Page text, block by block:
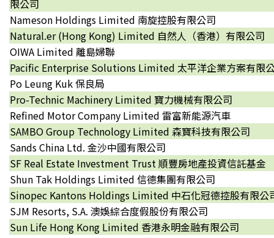
限公司
Nameson Holdings Limited 南旋控股有限公司
Natural.er (Hong Kong) Limited 自然人（香港）有限公司
OIWA Limited 離島婦聯
Pacific Enterprise Solutions Limited 太平洋企業方案有限
Po Leung Kuk 保良局
Pro-Technic Machinery Limited 寶力機械有限公司
Refined Motor Company Limited 雷富新能源汽車
SAMBO Group Technology Limited 森寶科技有限公司
Sands China Ltd. 金沙中國有限公司
SF Real Estate Investment Trust 順豐房地產投資信託基金
Shun Tak Holdings Limited 信德集團有限公司
Sinopec Kantons Holdings Limited 中石化冠德控股有限公
SJM Resorts, S.A. 澳娛綜合度假股份有限公司
Sun Life Hong Kong Limited 香港永明金融有限公司